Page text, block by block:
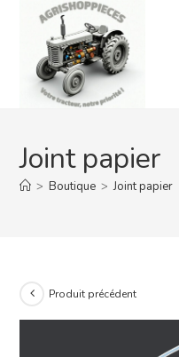
content
Joint papier
> Boutique > Joint papier
Produit précédent